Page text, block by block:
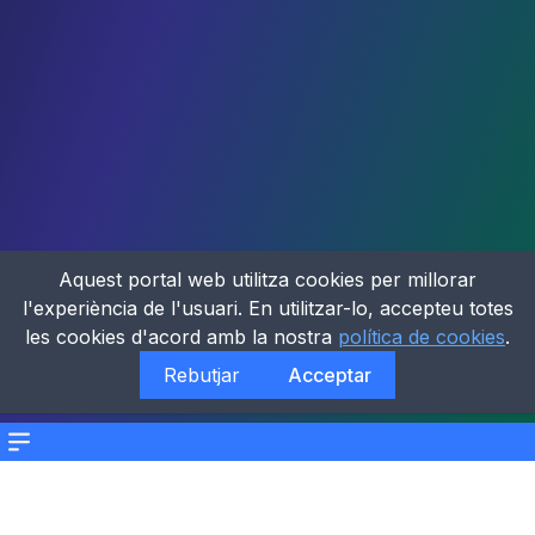
Menu
Aquest portal web utilitza cookies per millorar
l'experiència de l'usuari. En utilitzar-lo, accepteu totes
les cookies d'acord amb la nostra política de cookies.
Rebutjar
Acceptar